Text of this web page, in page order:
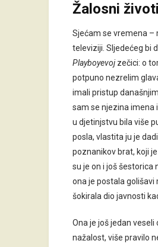
Žalosni
Sjećam se vremena –
televiziji. Sljedećeg bi
Playboyevoj zečici: o
potpuno nezrelim
imali pristup
sam se njezina imena
u djetinjstvu bila više
posla, vlastita ju je
poznanikov brat, koji
su je on i još šestorica
ona je postala golišavi
šokirala dio javnosti
Ona je još jedan
nažalost, više pravilo